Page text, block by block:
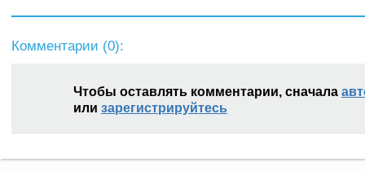
Комментарии (0):
Чтобы оставлять комментарии, сначала
или зарегистрируйтесь